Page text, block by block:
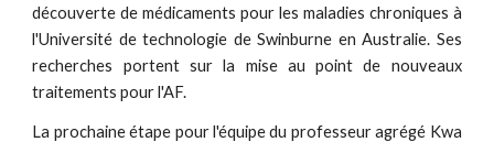
découverte de médicaments pour les maladies chroniques à
l'Université de technologie de Swinburne en Australie. Ses
recherches portent sur la mise au point de nouveaux
traitements pour l'AF.
La prochaine étape pour l'équipe du professeur agrégé Kwa